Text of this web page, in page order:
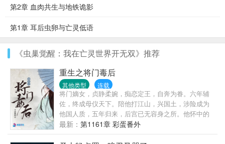
第2章 血肉共生与地铁诡影
第1章 耳后虫卵与亡灵低语
《虫巢觉醒：我在亡灵世界开无双》推荐
重生之将门毒后
其他类型 连载
将门嫡女，贞静柔婉，痴恋定王，自奔为眷。六年辅
佐，终成母仪天下。陪他打江山，兴国土，涉险成为
他国人质，五年归来，后宫已无容身之所。他怀中的
美人笑容明艳：“姐姐，江山定了，你也该退了。”女儿
惨死，太子被废。沈家满门忠烈，无一幸免。一朝倾
最新： 第1161章 彩蛋番外